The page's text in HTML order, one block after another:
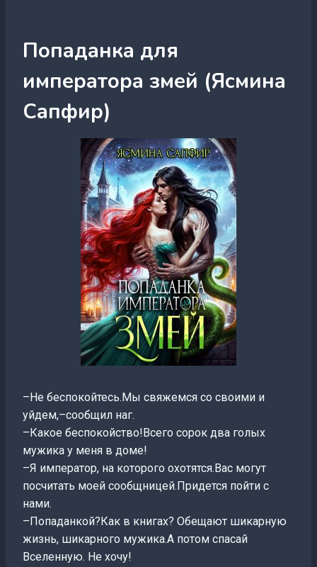
Попаданка для
императора змей (Ясмина
Сапфир)
–Не беспокойтесь.Мы свяжемся со своими и
уйдем,–сообщил наг.
–Какое беспокойство!Всего сорок два голых
мужика у меня в доме!
–Я император, на которого охотятся.Вас могут
посчитать моей сообщницей.Придется пойти с
нами.
–Попаданкой?Как в книгах? Обещают шикарную
жизнь, шикарного мужика.А потом спасай
Вселенную. Не хочу!